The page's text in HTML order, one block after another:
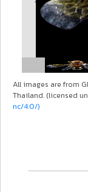
Previous
All images are from
Thailand. (licensed
nc/4.0/)